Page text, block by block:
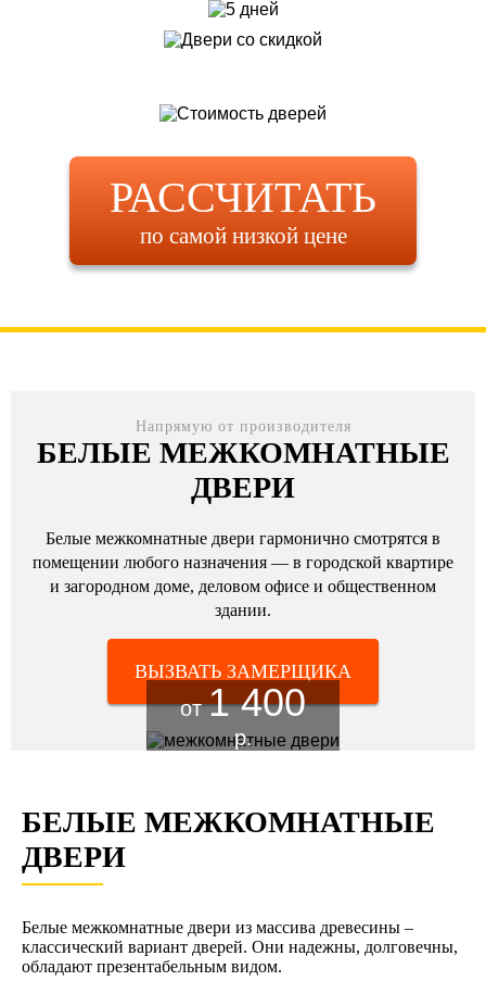
РАССЧИТАТЬ
по самой низкой цене
Напрямую от производителя
БЕЛЫЕ МЕЖКОМНАТНЫЕ
ДВЕРИ
Белые межкомнатные двери гармонично смотрятся в
помещении любого назначения — в городской квартире
и загородном доме, деловом офисе и общественном
здании.
ВЫЗВАТЬ ЗАМЕРЩИКА
от1 400
р.
БЕЛЫЕ МЕЖКОМНАТНЫЕ
ДВЕРИ
Белые межкомнатные двери из массива древесины –
классический вариант дверей. Они надежны, долговечны,
обладают презентабельным видом.